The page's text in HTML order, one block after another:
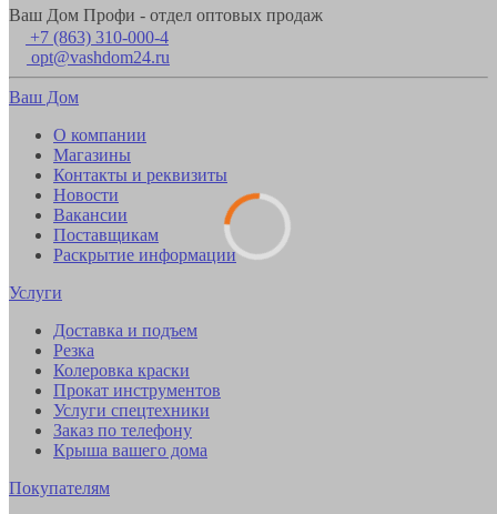
Ваш Дом Профи - отдел оптовых продаж
+7 (863) 310-000-4
opt@vashdom24.ru
Ваш Дом
О компании
Магазины
Контакты и реквизиты
Новости
Вакансии
Поставщикам
Раскрытие информации
Услуги
Доставка и подъем
Резка
Колеровка краски
Прокат инструментов
Услуги спецтехники
Заказ по телефону
Крыша вашего дома
Покупателям